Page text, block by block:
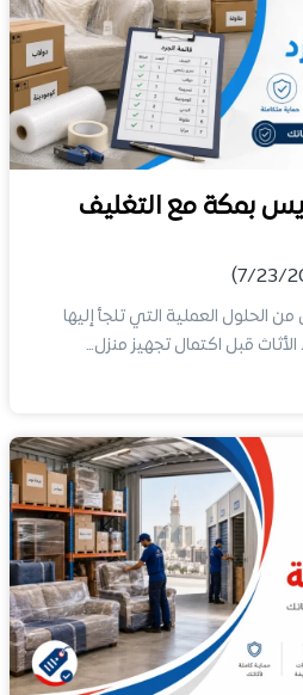
بمكة مع التغليف
الحلول العملية التي تلجأ إليها
قبل اكتمال تجهيز منزل…